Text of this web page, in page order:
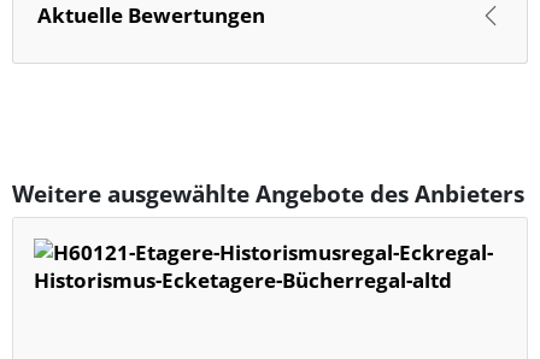
Aktuelle Bewertungen
Weitere ausgewählte Angebote des Anbieters